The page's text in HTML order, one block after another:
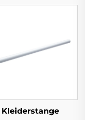
Kleiderstange